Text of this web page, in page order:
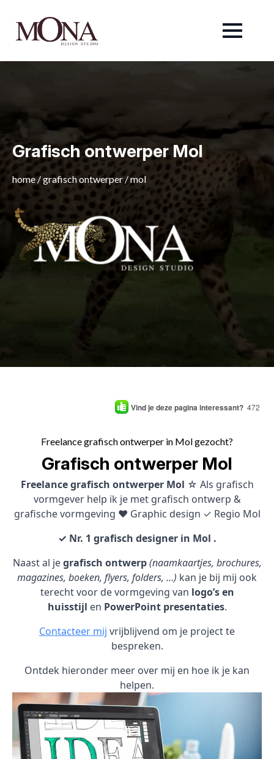
Grafisch ontwerper Mol
home/grafisch ontwerper/mol
Vind je deze pagina interessant? 472
Freelance grafisch ontwerper in Mol gezocht?
Grafisch ontwerper Mol
Freelance grafisch ontwerper Mol ☆ Als grafisch
vormgever help ik je met grafisch ontwerp &
grafische vormgeving ♥ Graphic design ✓ Regio Mol
✓ Nr. 1 grafisch designer in Mol .
Naast al jegrafisch ontwerp (naamkaartjes, brochures,
magazines, boeken, flyers, folders, …) kan je bij mij ook
terecht voor de vormgeving van logo’s en
huisstijl en PowerPoint presentaties.
Contacteer mij vrijblijvend om je project te
bespreken.
Ontdek hieronder meer over mij en hoe ik je kan
helpen.